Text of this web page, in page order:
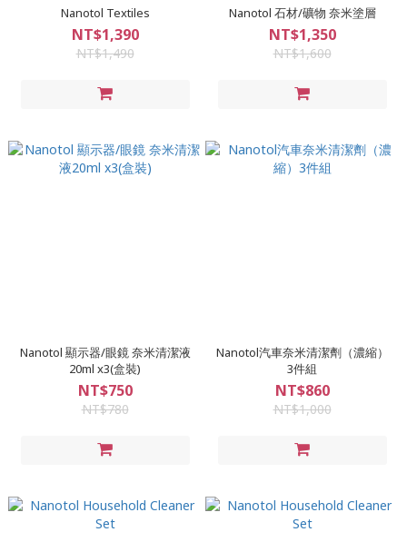
Nanotol Textiles
NT$1,390
NT$1,490
Nanotol 石材/礦物 奈米塗層
NT$1,350
NT$1,600
Nanotol 顯示器/眼鏡 奈米清潔液
20ml x3(盒裝)
NT$750
NT$780
Nanotol汽車奈米清潔劑（濃縮）
3件組
NT$860
NT$1,000